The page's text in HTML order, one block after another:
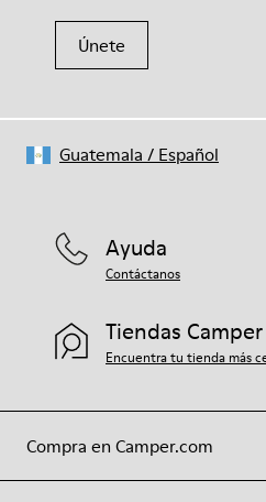
Únete
Compra en Camper.com
Ayuda
Contáctanos
Tiendas Camper
Encuentra tu tienda más
Guatemala / Español